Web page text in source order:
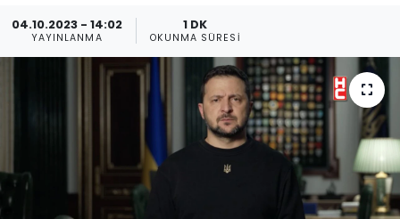
04.10.2023 - 14:02
YAYINLANMA
1 DK
OKUNMA SÜRESI